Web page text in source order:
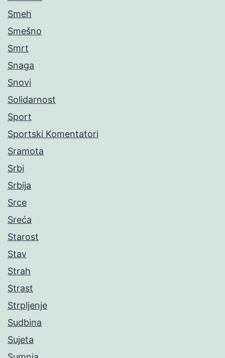
Smeh
Smešno
Smrt
Snaga
Snovi
Solidarnost
Sport
Sportski Komentatori
Sramota
Srbi
Srbija
Srce
Sreća
Starost
Stav
Strah
Strast
Strpljenje
Sudbina
Sujeta